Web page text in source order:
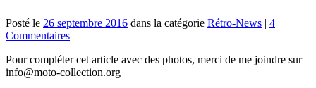
Posté le 26 septembre 2016 dans la catégorie Rétro-News | 4
Commentaires
Pour compléter cet article avec des photos, merci de me joindre sur
info@moto-collection.org